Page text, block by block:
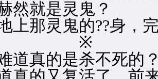
就是灵鬼？
那灵鬼的??身，
真的是杀不死的